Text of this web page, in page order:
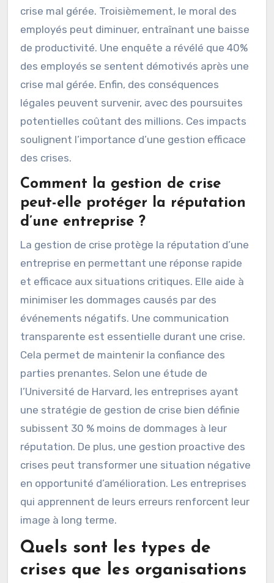
crise mal gérée. Troisièmement, le moral des
employés peut diminuer, entraînant une baisse
de productivité. Une enquête a révélé que 40%
des employés se sentent démotivés après une
crise mal gérée. Enfin, des conséquences
légales peuvent survenir, avec des poursuites
potentielles coûtant des millions. Ces impacts
soulignent l’importance d’une gestion efficace
des crises.
Comment la gestion de crise
peut-elle protéger la réputation
d’une entreprise ?
La gestion de crise protège la réputation d’une
entreprise en permettant une réponse rapide
et efficace aux situations critiques. Elle aide à
minimiser les dommages causés par des
événements négatifs. Une communication
transparente est essentielle durant une crise.
Cela permet de maintenir la confiance des
parties prenantes. Selon une étude de
l’Université de Harvard, les entreprises ayant
une stratégie de gestion de crise bien définie
subissent 30 % moins de dommages à leur
réputation. De plus, une gestion proactive des
crises peut transformer une situation négative
en opportunité d’amélioration. Les entreprises
qui apprennent de leurs erreurs renforcent leur
image à long terme.
Quels sont les types de
crises que les organisations